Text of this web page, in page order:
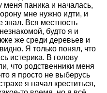
меня паника и началась,
мне нужно идти, и
знал. Вся местность
будто я и
же среди деревьев и
Я только понял, что
истерика. В голову
что родственники меня
я просто не выберусь
я начал креститься,